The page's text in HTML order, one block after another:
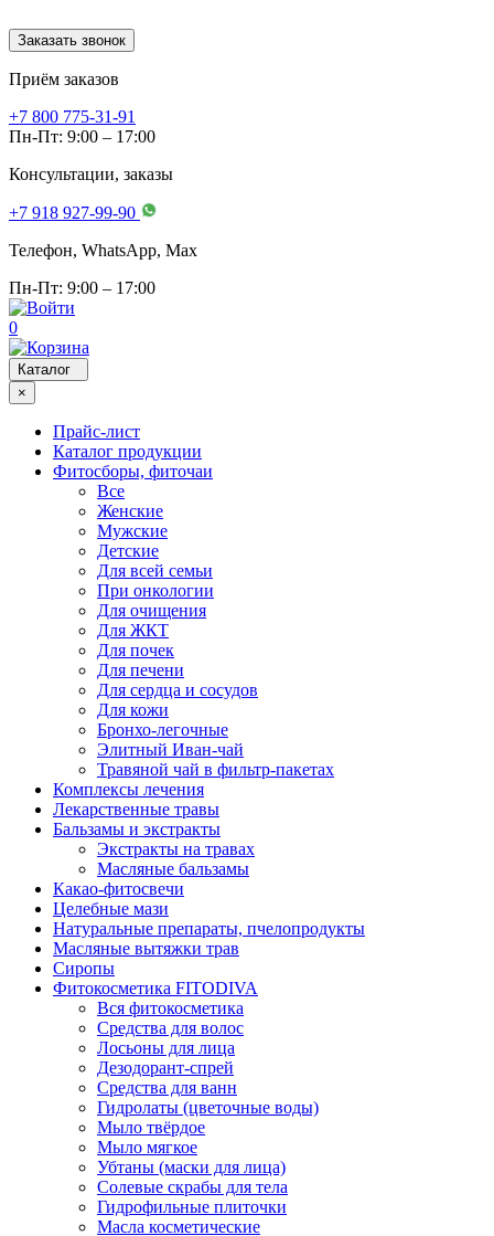
Заказать звонок
Приём заказов
+7 800 775-31-91
Пн-Пт: 9:00 – 17:00
Консультации, заказы
+7 918 927-99-90
Телефон, WhatsApp, Мах
Пн-Пт: 9:00 – 17:00
0
Каталог
×
Прайс-лист
Каталог продукции
Фитосборы, фиточаи
Все
Женские
Мужские
Детские
Для всей семьи
При онкологии
Для очищения
Для ЖКТ
Для почек
Для печени
Для сердца и сосудов
Для кожи
Бронхо-легочные
Элитный Иван-чай
Травяной чай в фильтр-пакетах
Комплексы лечения
Лекарственные травы
Бальзамы и экстракты
Экстракты на травах
Масляные бальзамы
Какао-фитосвечи
Целебные мази
Натуральные препараты, пчелопродукты
Масляные вытяжки трав
Сиропы
Фитокосметика FITODIVA
Вся фитокосметика
Средства для волос
Лосьоны для лица
Дезодорант-спрей
Средства для ванн
Гидролаты (цветочные воды)
Мыло твёрдое
Мыло мягкое
Убтаны (маски для лица)
Солевые скрабы для тела
Гидрофильные плиточки
Масла косметические